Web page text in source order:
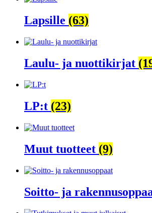
Lapsille (63)
Laulu- ja nuottikirjat
LP:t (23)
Muut tuotteet (9)
Soitto- ja